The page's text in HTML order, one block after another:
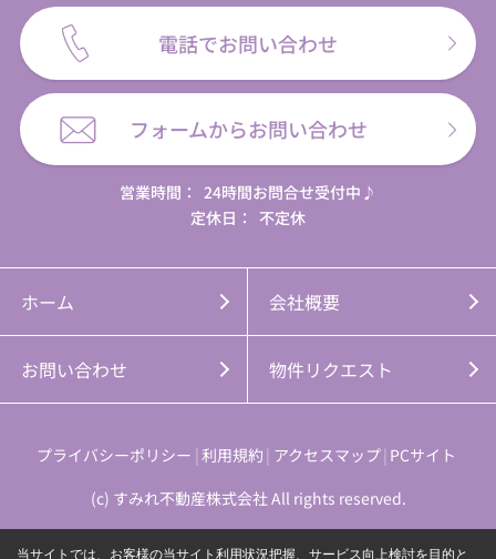
電話でお問い合わせ
フォームからお問い合わせ
営業時間： 24時間お問合せ受付中♪
定休日：
不定休
ホーム 会社概要
お問い合わせ 物件リクエスト
プライバシーポリシー 利用規約 アクセスマップ PCサイト
(c) すみれ不動産株式会社 All rights reserved.
当サイトでは、お客様の当サイト利用状況把握、サービス向上検討を目的と